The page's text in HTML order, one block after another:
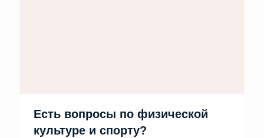
Есть вопросы по физической
культуре и спорту?